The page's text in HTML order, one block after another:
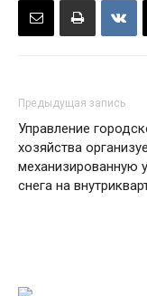
Предыдущая запись
Управление
хозяйства
механизированную
снега на